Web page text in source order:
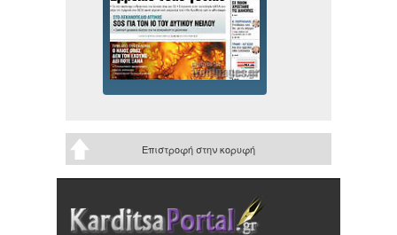
Επιστροφή στην κορυφή